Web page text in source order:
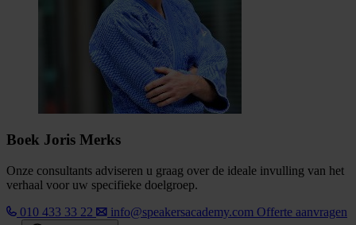
Boek Joris Merks
Onze consultants adviseren u graag over de ideale invulling van het
verhaal voor uw specifieke doelgroep.
010 433 33 22
info@speakersacademy.com Offerte aanvragen